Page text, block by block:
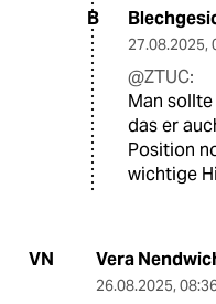
B
27.08.2025,
@ZTUC:
Man
das er
Position
wichtige
VN Vera
26.08.2025,